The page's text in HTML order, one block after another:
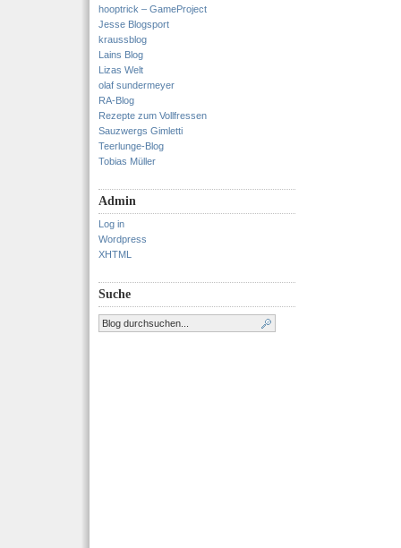
hooptrick – GameProject
Jesse Blogsport
kraussblog
Lains Blog
Lizas Welt
olaf sundermeyer
RA-Blog
Rezepte zum Vollfressen
Sauzwergs Gimletti
Teerlunge-Blog
Tobias Müller
Admin
Log in
Wordpress
XHTML
Suche